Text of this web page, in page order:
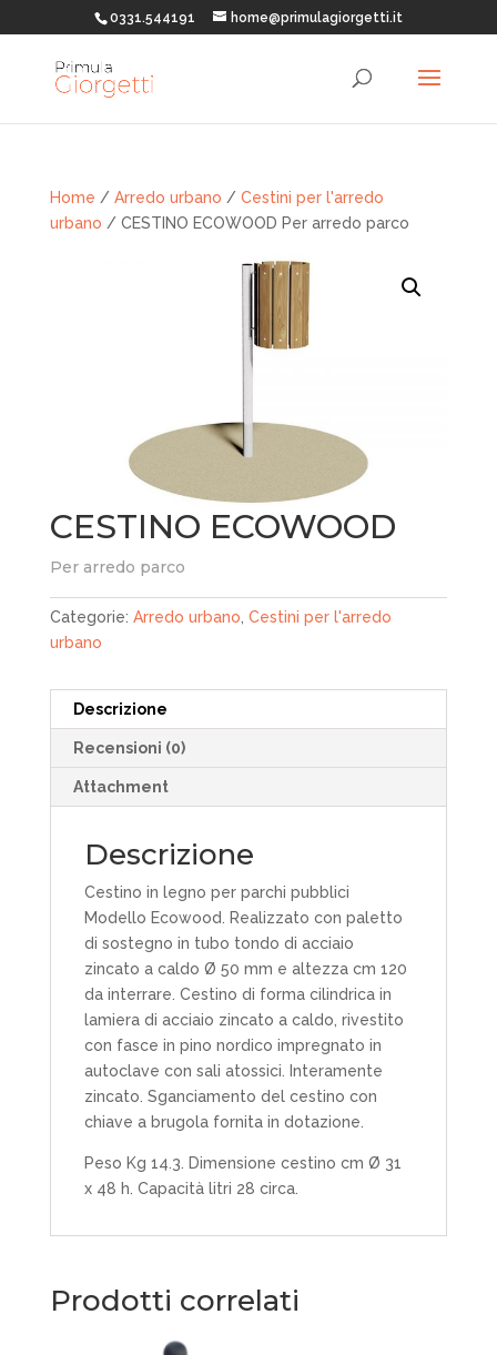
0331.544191 home@primulagiorgetti.it
Home / Arredo urbano / Cestini per l'arredo
urbano / CESTINO ECOWOOD Per arredo parco
CESTINO ECOWOOD
Per arredo parco
Categorie: Arredo urbano Cestini per l'arredo
urbano
Descrizione
Recensioni (0)
Attachment
Descrizione
Cestino in legno per parchi pubblici
Modello Ecowood. Realizzato con paletto
di sostegno in tubo tondo di acciaio
zincato a caldo Ø 50 mm e altezza cm 120
da interrare. Cestino di forma cilindrica in
lamiera di acciaio zincato a caldo, rivestito
con fasce in pino nordico impregnato in
autoclave con sali atossici. Interamente
zincato. Sganciamento del cestino con
chiave a brugola fornita in dotazione.
Peso Kg 14.3. Dimensione cestino cm Ø 31
x 48 h. Capacità litri 28 circa.
Prodotti correlati